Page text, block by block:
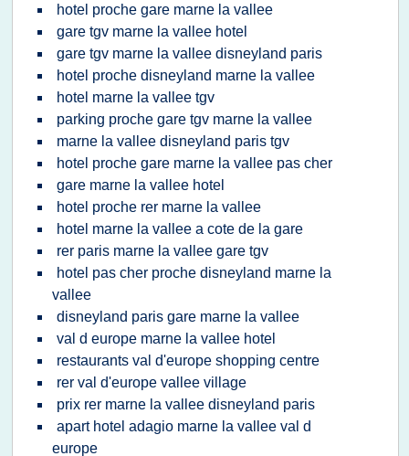
hotel proche gare marne la vallee
gare tgv marne la vallee hotel
gare tgv marne la vallee disneyland paris
hotel proche disneyland marne la vallee
hotel marne la vallee tgv
parking proche gare tgv marne la vallee
marne la vallee disneyland paris tgv
hotel proche gare marne la vallee pas cher
gare marne la vallee hotel
hotel proche rer marne la vallee
hotel marne la vallee a cote de la gare
rer paris marne la vallee gare tgv
hotel pas cher proche disneyland marne la
vallee
disneyland paris gare marne la vallee
val d europe marne la vallee hotel
restaurants val d'europe shopping centre
rer val d'europe vallee village
prix rer marne la vallee disneyland paris
apart hotel adagio marne la vallee val d
europe